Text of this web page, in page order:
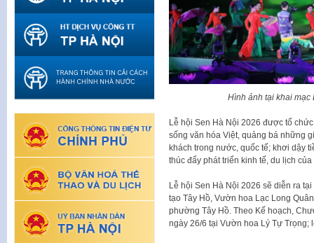
Hình ảnh tại khai
Lễ hội Sen Hà Nội 2026 được tổ
sống văn hóa Việt, quảng bá những
khách trong nước, quốc tế; khơi dậy
thúc đẩy phát triển kinh tế, du lịch của
Lễ hội Sen Hà Nội 2026 sẽ diễn ra
tạo Tây Hồ, Vườn hoa Lạc Long
phường Tây Hồ. Theo Kế hoạch,
ngày 26/6 tại Vườn hoa Lý Tự Trọng;